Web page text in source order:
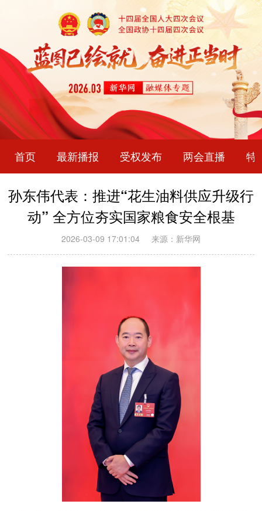
首页 最新播报 受权发布 两会直播 特
孙东伟代表：推进“花生油料供应升级行
动” 全方位夯实国家粮食安全根基
2026-03-09 17:01:04 来源：新华网